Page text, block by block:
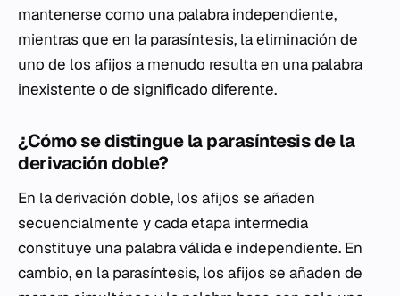
mantenerse como una palabra independiente,
mientras que en la parasíntesis, la eliminación de
uno de los afijos a menudo resulta en una palabra
inexistente o de significado diferente.
¿Cómo se distingue la parasíntesis de la
derivación doble?
En la derivación doble, los afijos se añaden
secuencialmente y cada etapa intermedia
constituye una palabra válida e independiente. En
cambio, en la parasíntesis, los afijos se añaden de